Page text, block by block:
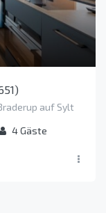
auf Sylt
4Gäste